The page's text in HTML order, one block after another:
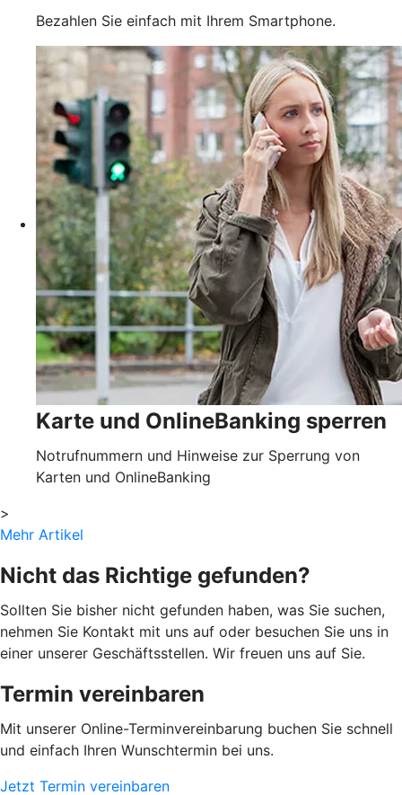
Bezahlen Sie einfach mit Ihrem Smartphone.
Karte und OnlineBanking sperren
Notrufnummern und Hinweise zur Sperrung von
Karten und OnlineBanking
>
Mehr Artikel
Nicht das Richtige gefunden?
Sollten Sie bisher nicht gefunden haben, was Sie suchen,
nehmen Sie Kontakt mit uns auf oder besuchen Sie uns in
einer unserer Geschäftsstellen. Wir freuen uns auf Sie.
Termin vereinbaren
Mit unserer Online-Terminvereinbarung buchen Sie schnell
und einfach Ihren Wunschtermin bei uns.
Jetzt Termin vereinbaren